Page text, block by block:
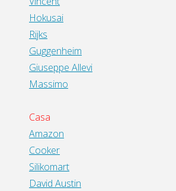
Hokusai
Rijks
Guggenheim
Giuseppe Allevi
Massimo
Casa
Amazon
Cooker
Silikomart
David Austin